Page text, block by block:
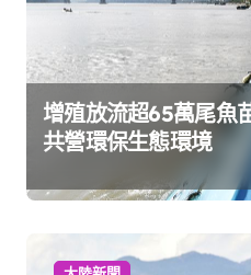
增殖放流超65萬尾魚
共營環保生態環境